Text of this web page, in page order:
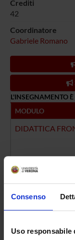
Consenso
Uso responsabile
Crediti
42
Coordinatore
Gabriele Romano
L'INSEGNAMENTO
MODULO
DIDATTICA
Presentazione